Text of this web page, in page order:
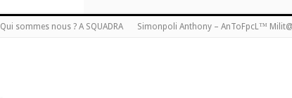
Qui sommes nous ? A SQUADRA Simonpoli Anthony – AnToFpcL™